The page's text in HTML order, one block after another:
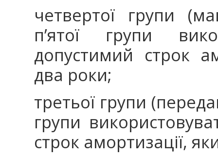
четвертої групи
п’ятої групи
допустимий строк
два роки;
третьої групи
групи
строк амортизації,